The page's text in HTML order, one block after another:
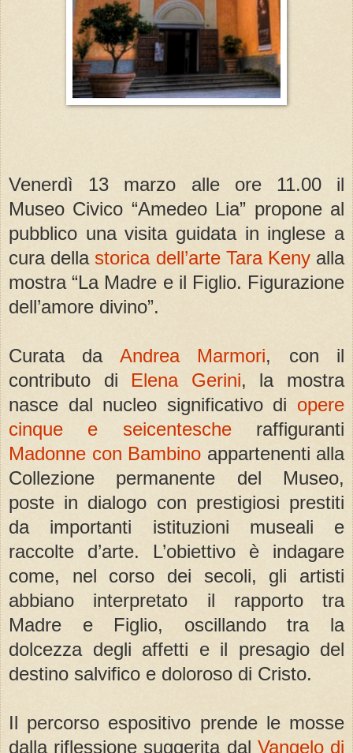
Venerdì 13 marzo alle ore 11.00 il
Museo Civico “Amedeo Lia” propone al
pubblico una visita guidata in inglese a
cura della storica dell’arte Tara Kenyalla
mostra “La Madre e il Figlio. Figurazione
dell’amore divino”.
Curata da Andrea Marmori, con il
contributo di Elena Gerini, la mostra
nasce dal nucleo significativo di opere
cinque e seicentescheraffiguranti
Madonne con Bambino appartenenti alla
Collezione permanente del Museo,
poste in dialogo con prestigiosi prestiti
da importanti istituzioni museali e
raccolte d’arte. L’obiettivo è indagare
come, nel corso dei secoli, gli artisti
abbiano interpretato il rapporto tra
Madre e Figlio, oscillando tra la
dolcezza degli affetti e il presagio del
destino salvifico e doloroso di Cristo.
Il percorso espositivo prende le mosse
dalla riflessione suggerita dal Vangelo di